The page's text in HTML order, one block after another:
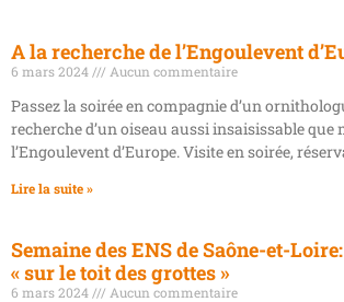
A la recherche de l’Engoulevent
6 mars 2024 Aucun commentaire
Passez la soirée en compagnie d’un
recherche d’un oiseau aussi insaisissable que
l’Engoulevent d’Europe. Visite en soirée,
Lire la suite »
Semaine des ENS de Saône-et-
« sur le toit des grottes »
6 mars 2024 Aucun commentaire